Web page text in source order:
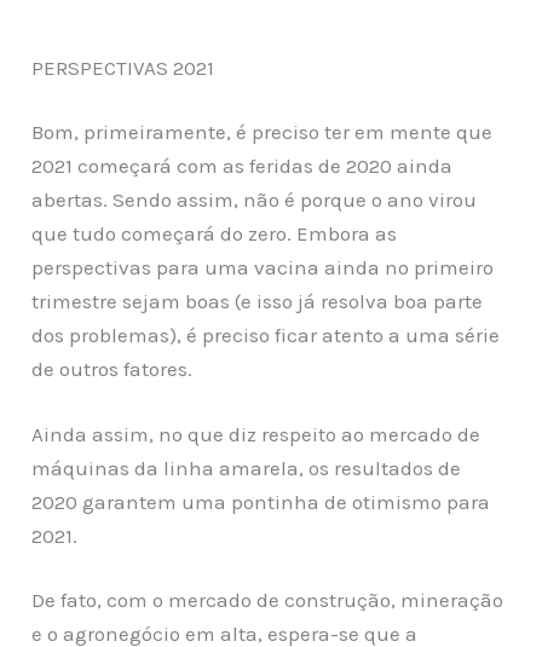
PERSPECTIVAS 2021
Bom, primeiramente, é preciso ter em mente que
2021 começará com as feridas de 2020 ainda
abertas. Sendo assim, não é porque o ano virou
que tudo começará do zero. Embora as
perspectivas para uma vacina ainda no primeiro
trimestre sejam boas (e isso já resolva boa parte
dos problemas), é preciso ficar atento a uma série
de outros fatores.
Ainda assim, no que diz respeito ao mercado de
máquinas da linha amarela, os resultados de
2020 garantem uma pontinha de otimismo para
2021.
De fato, com o mercado de construção, mineração
e o agronegócio em alta, espera-se que a